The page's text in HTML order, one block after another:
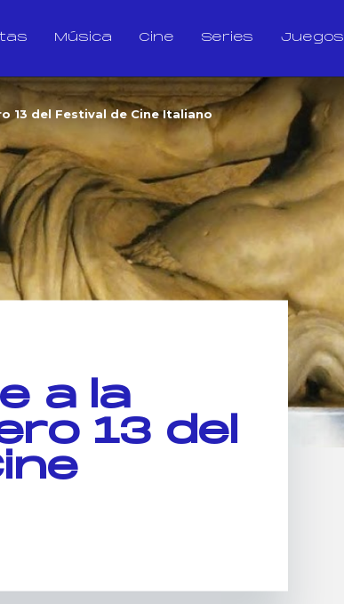
Música Cine Series Juegos
13 del Festival de Cine Italiano
a la
13 del